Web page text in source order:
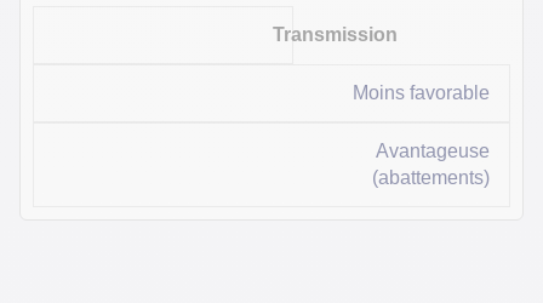
Transmission
Moins favorable
Avantageuse
(abattements)